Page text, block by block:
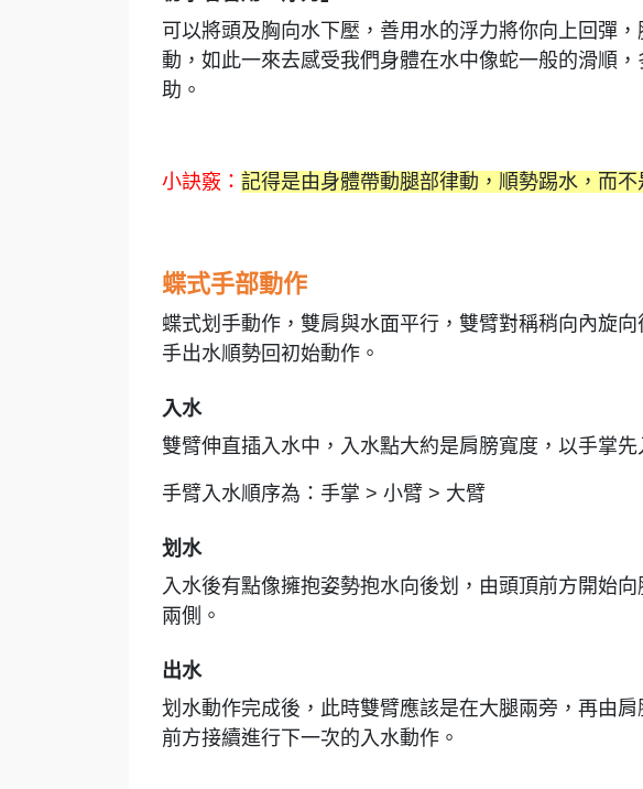
可以將頭及胸向水下壓，善用水的浮力將你向上回彈
動，如此一來去感受我們身體在水中像蛇一般的滑順
助。
小訣竅： 記得是由身體帶動腿部律動，順勢踢水，而不
蝶式手部動作
蝶式划手動作，雙肩與水面平行，雙臂對稱稍向內旋
手出水順勢回初始動作。
入水
雙臂伸直插入水中，入水點大約是肩膀寬度，以手掌先
手臂入水順序為：手掌 > 小臂 > 大臂
划水
入水後有點像擁抱姿勢抱水向後划，由頭頂前方開始
兩側。
出水
划水動作完成後，此時雙臂應該是在大腿兩旁，再由
前方接續進行下一次的入水動作。